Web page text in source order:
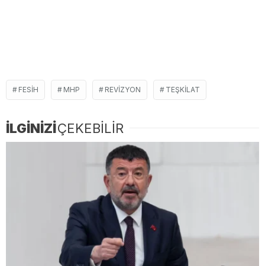
FESIH MHP REVIZYON TEŞKILAT
İLGİNİZİÇEKEBİLİR